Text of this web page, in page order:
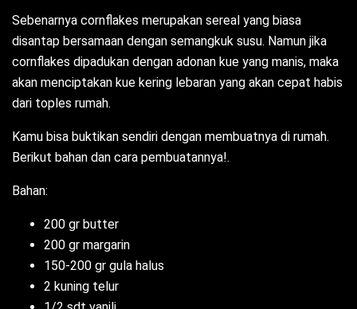
Sebenarnya cornflakes merupakan sereal yang biasa
disantap bersamaan dengan semangkuk susu. Namun jika
cornflakes dipadukan dengan adonan kue yang manis, maka
akan menciptakan kue kering lebaran yang akan cepat habis
dari toples rumah.
Kamu bisa buktikan sendiri dengan membuatnya di rumah.
Berikut bahan dan cara pembuatannya!.
Bahan:
200 gr butter
200 gr margarin
150-200 gr gula halus
2 kuning telur